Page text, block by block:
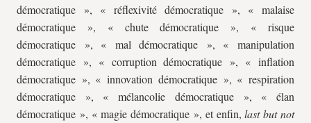
démocratique », « réflexivité démocratique », « malaise
démocratique », « chute démocratique », « risque
démocratique », « mal démocratique », « manipulation
démocratique », « corruption démocratique », « inflation
démocratique », « innovation démocratique », « respiration
démocratique », « mélancolie démocratique », « élan
démocratique », « magie démocratique », et enfin,last but not